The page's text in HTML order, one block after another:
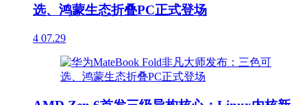
选、鸿蒙生态折叠PC正式登场
4 07.29